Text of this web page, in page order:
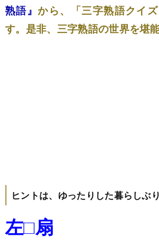
熟語』から、「三字熟語クイ
す。是非、三字熟語の世界を堪
ヒントは、ゆったりした暮らしぶ
左□扇